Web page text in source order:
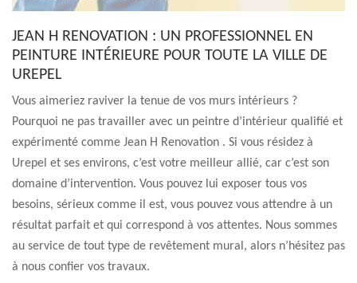
JEAN H RENOVATION : UN PROFESSIONNEL EN
PEINTURE INTÉRIEURE POUR TOUTE LA VILLE DE
UREPEL
Vous aimeriez raviver la tenue de vos murs intérieurs ?
Pourquoi ne pas travailler avec un peintre d’intérieur qualifié et
expérimenté comme Jean H Renovation . Si vous résidez à
Urepel et ses environs, c’est votre meilleur allié, car c’est son
domaine d’intervention. Vous pouvez lui exposer tous vos
besoins, sérieux comme il est, vous pouvez vous attendre à un
résultat parfait et qui correspond à vos attentes. Nous sommes
au service de tout type de revêtement mural, alors n’hésitez pas
à nous confier vos travaux.